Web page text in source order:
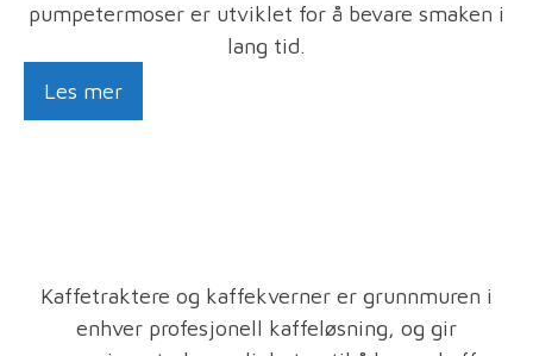
pumpetermoser er utviklet for å bevare smaken i
lang tid.
Les mer
Kaffetraktere og kaffekverner er grunnmuren i
enhver profesjonell kaffeløsning, og gir